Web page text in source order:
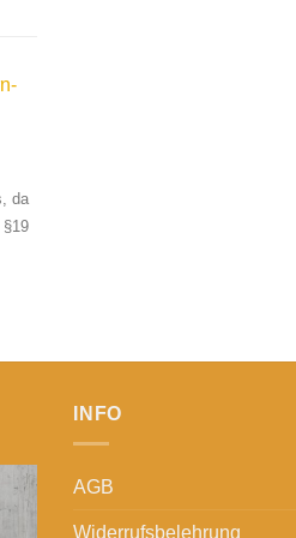
da
§19
INFO
AGB
Widerrufsbelehrung